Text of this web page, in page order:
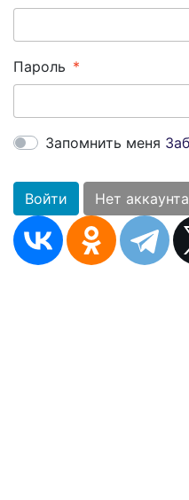
Пароль
Запомнить меня
Войти Нет